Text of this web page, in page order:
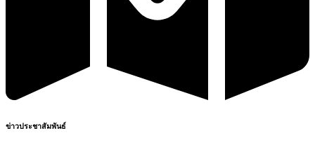
ข่าวประชาสัมพันธ์